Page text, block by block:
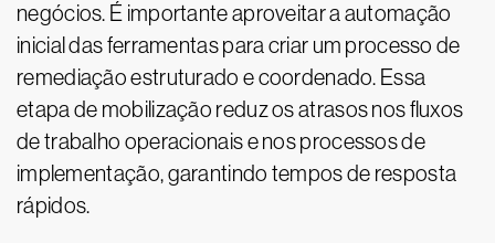
negócios. É importante aproveitar a automação
inicial das ferramentas para criar um processo de
remediação estruturado e coordenado. Essa
etapa de mobilização reduz os atrasos nos fluxos
de trabalho operacionais e nos processos de
implementação, garantindo tempos de resposta
rápidos.